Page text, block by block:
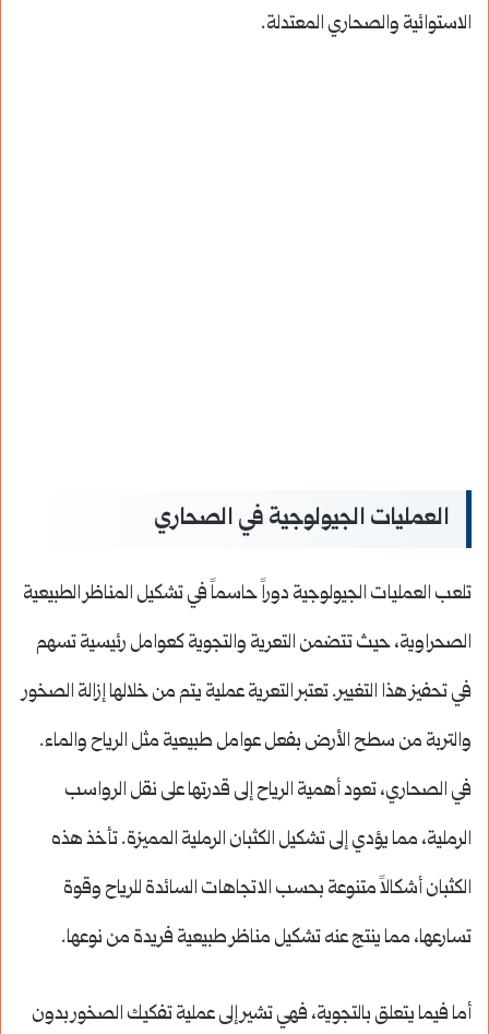
الاستوائية والصحاري المعتدلة.
العمليات الجيولوجية في الصحاري
تلعب العمليات الجيولوجية دوراً حاسماً في تشكيل المناظر الطبيعية
الصحراوية، حيث تتضمن التعرية والتجوية كعوامل رئيسية تسهم
في تحفيز هذا التغيير. تعتبر التعرية عملية يتم من خلالها إزالة الصخور
والتربة من سطح الأرض بفعل عوامل طبيعية مثل الرياح والماء.
في الصحاري، تعود أهمية الرياح إلى قدرتها على نقل الرواسب
الرملية، مما يؤدي إلى تشكيل الكثبان الرملية المميزة. تأخذ هذه
الكثبان أشكالاً متنوعة بحسب الاتجاهات السائدة للرياح وقوة
تسارعها، مما ينتج عنه تشكيل مناظر طبيعية فريدة من نوعها.
أما فيما يتعلق بالتجوية، فهي تشير إلى عملية تفكيك الصخور بدون